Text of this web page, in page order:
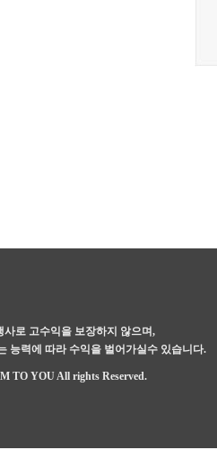
사로 고수익을 보장하지 않으며,
능력에 따라 수익을 벌어가실수 있습니다.
TO YOU All rights Reserved.